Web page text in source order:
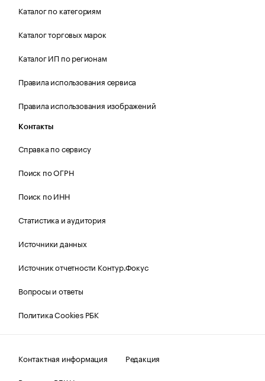
Каталог по категориям
Каталог торговых марок
Каталог ИП по регионам
Правила использования сервиса
Правила использования изображений
Контакты
Справка по сервису
Поиск по ОГРН
Поиск по ИНН
Статистика и аудитория
Источники данных
Источник отчетности Контур.Фокус
Вопросы и ответы
Политика Cookies РБК
Контактная информация
Редакция